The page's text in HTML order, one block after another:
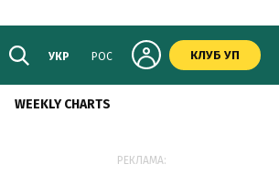
УКР РОС КЛУБ УП
WEEKLY CHARTS
РЕКЛАМА: